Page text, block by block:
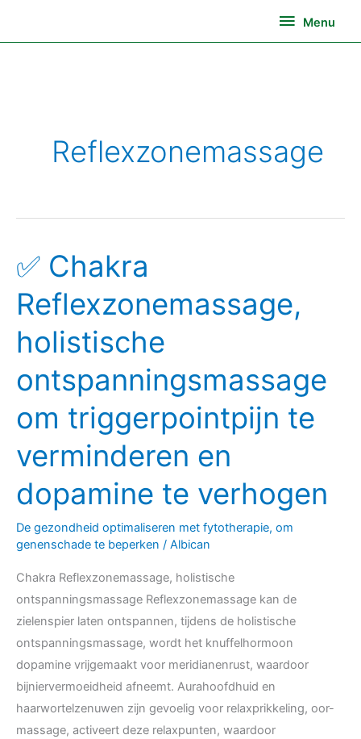
Menu
Menu
Reflexzonemassage
✅ Chakra
Reflexzonemassage,
holistische
ontspanningsmassage
om triggerpointpijn te
verminderen en
dopamine te verhogen
De gezondheid optimaliseren met fytotherapie, om
genenschade te beperken / Albican
Chakra Reflexzonemassage, holistische
ontspanningsmassage Reflexzonemassage kan de
zielenspier laten ontspannen, tijdens de holistische
ontspanningsmassage, wordt het knuffelhormoon
dopamine vrijgemaakt voor meridianenrust, waardoor
bijniervermoeidheid afneemt. Aurahoofdhuid en
haarwortelzenuwen zijn gevoelig voor relaxprikkeling, oor-
massage, activeert deze relaxpunten, waardoor
Chakra
Reflexzonemassage,
ontspanningsmassage
triggerpointpijn
te
verminderen
en
te